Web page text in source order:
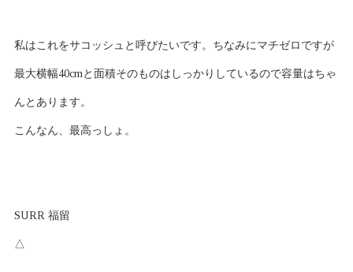
私はこれをサコッシュと呼びたいです。ちなみにマチゼロですが
最大横幅40cmと面積そのものはしっかりしているので容量はちゃ
んとあります。
こんなん、最高っしょ。
SURR 福留
△